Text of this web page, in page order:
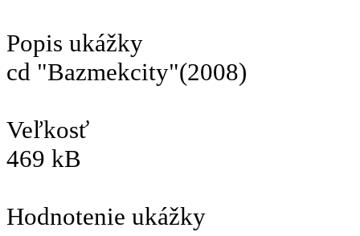
Popis ukážky
cd "Bazmekcity"(2008)
Veľkosť
469 kB
Hodnotenie ukážky